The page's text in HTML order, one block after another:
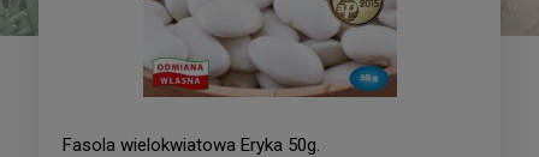
DO KOSZYKA
Fasola wielokwiatowa Eryka 50g.